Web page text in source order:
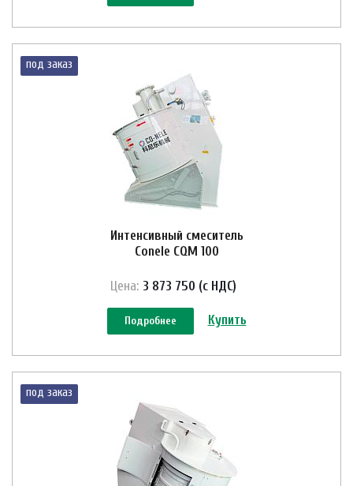
под заказ
Интенсивный смеситель
Conele CQM 100
Цена: 3 873 750 (с НДС)
Подробнее Купить
под заказ